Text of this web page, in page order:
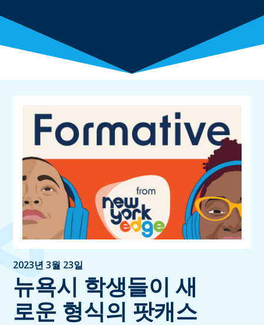
2023년 3월 23일
뉴욕시 학생들이 새
로운 형식의 팟캐스